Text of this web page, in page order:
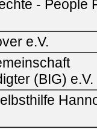
- People
e.V.
(BIG) e.V.